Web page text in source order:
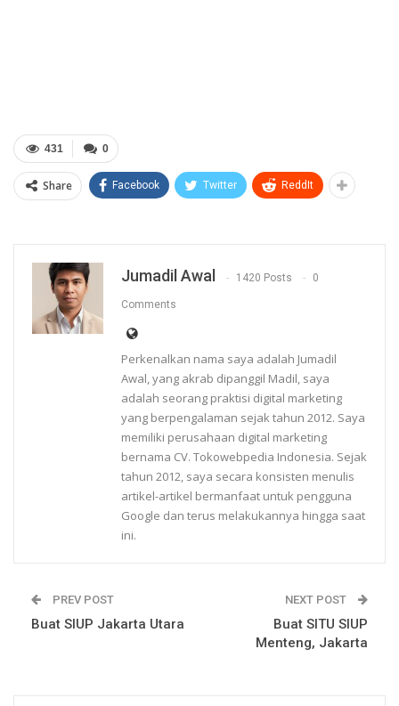
0
431
Share Facebook Twitter ReddIt
Jumadil Awal 1420 Posts 0
Comments
Perkenalkan nama saya adalah Jumadil
Awal, yang akrab dipanggil Madil, saya
adalah seorang praktisi digital marketing
yang berpengalaman sejak tahun 2012. Saya
memiliki perusahaan digital marketing
bernama CV. Tokowebpedia Indonesia. Sejak
tahun 2012, saya secara konsisten menulis
artikel-artikel bermanfaat untuk pengguna
Google dan terus melakukannya hingga saat
ini.
PREV POST
Buat SIUP Jakarta Utara
NEXT POST
Buat SITU SIUP
Menteng, Jakarta